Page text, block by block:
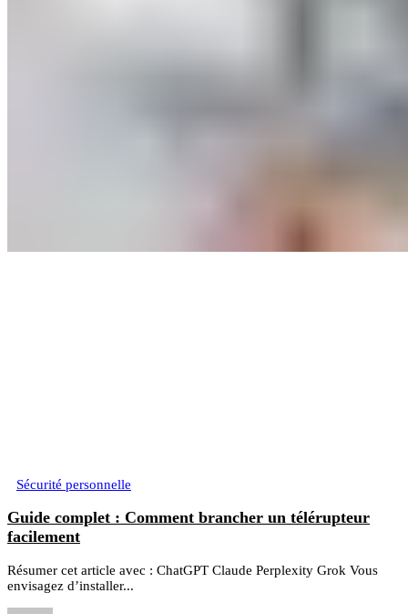
Sécurité personnelle
Guide complet : Comment brancher un télérupteur
facilement
Résumer cet article avec : ChatGPT Claude Perplexity Grok Vous
envisagez d’installer...